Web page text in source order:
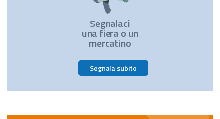
Segnalaci
una fiera o un
mercatino
Segnala subito